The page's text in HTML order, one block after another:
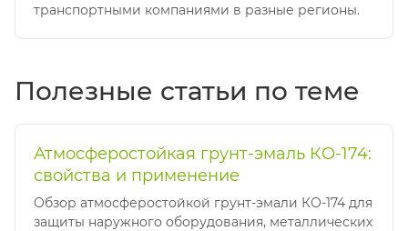
транспортными компаниями в разные регионы.
Полезные статьи по теме
Атмосферостойкая грунт-эмаль КО-174:
свойства и применение
Обзор атмосферостойкой грунт-эмали КО-174 для
защиты наружного оборудования, металлических